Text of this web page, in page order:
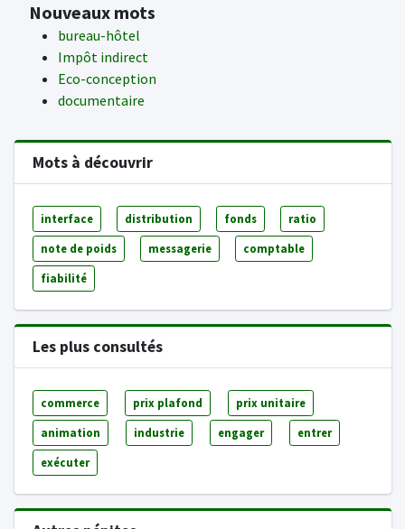
Nouveaux mots
bureau-hôtel
Impôt indirect
Eco-conception
documentaire
Mots à découvrir
interface distribution fonds ratio
note de poids messagerie comptable
fiabilité
Les plus consultés
commerce prix plafond prix unitaire
animation industrie engager entrer
exécuter